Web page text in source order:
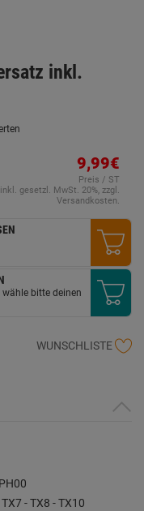
inkl.
9,99€
Preis / ST
inkl. gesetzl. MwSt. 20%, zzgl.
Versandkosten.
bitte deinen
WUNSCHLISTE
- TX8 - TX10